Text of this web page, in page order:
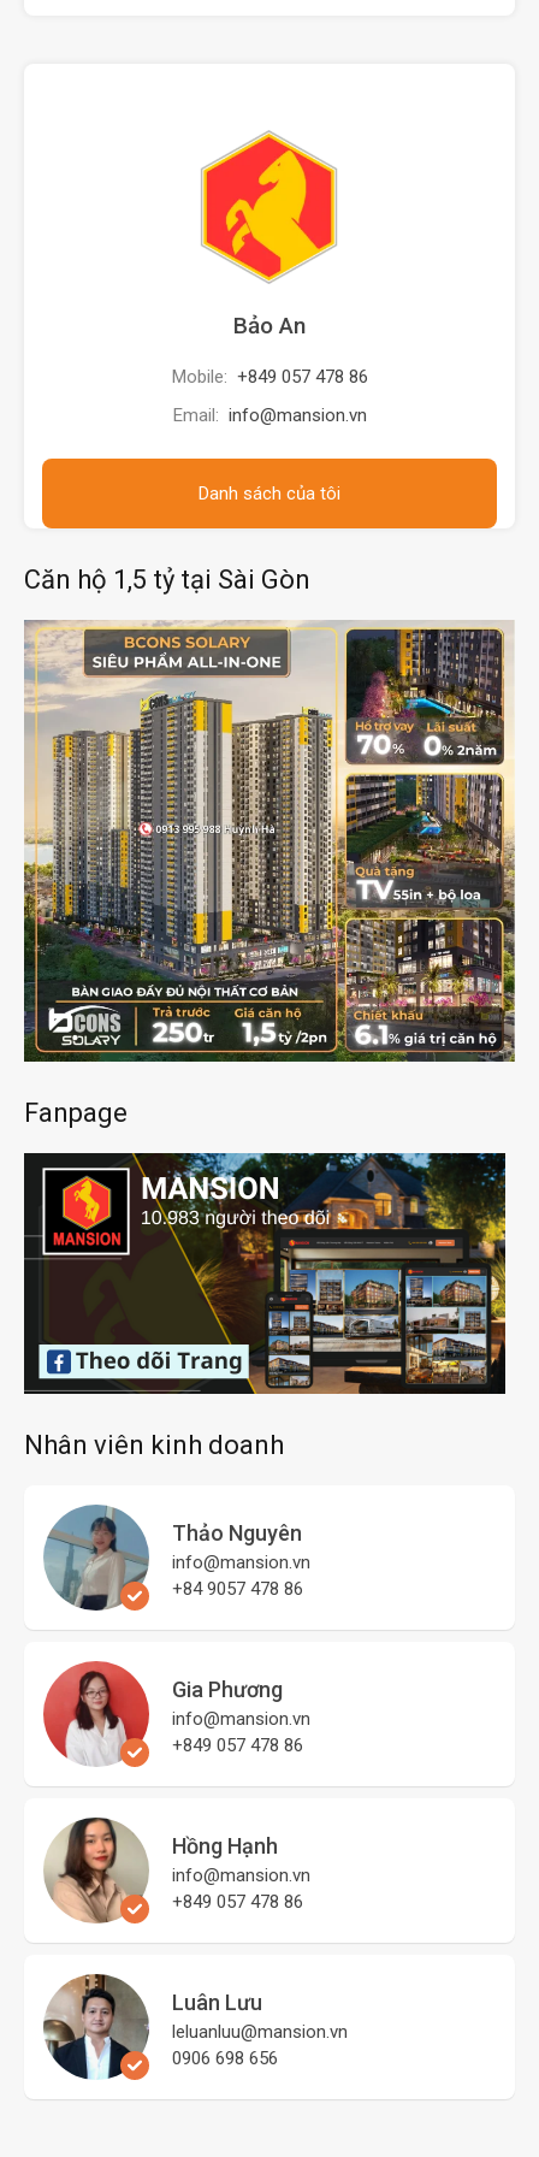
Bảo An
Mobile: +849 057 478 86
Email: info@mansion.vn
Danh sách của tôi
Căn hộ 1,5 tỷ tại Sài Gòn
Fanpage
Nhân viên kinh doanh
Thảo Nguyên
info@mansion.vn
+84 9057 478 86
Gia Phương
info@mansion.vn
+849 057 478 86
Hồng Hạnh
info@mansion.vn
+849 057 478 86
Luân Lưu
leluanluu@mansion.vn
0906 698 656